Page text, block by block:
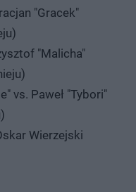
"Gracek"
"Malicha"
vs. Paweł "Tybori"
Wierzejski